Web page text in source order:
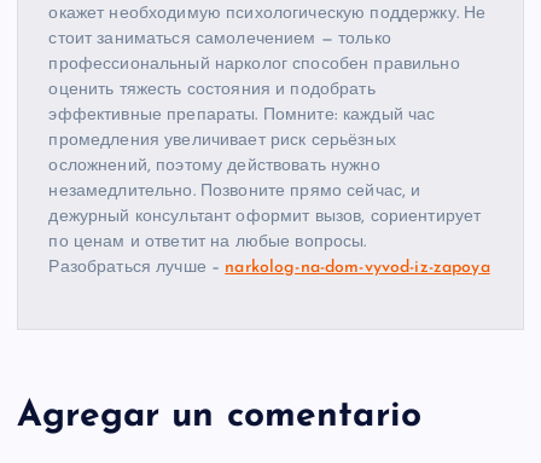
окажет необходимую психологическую поддержку. Не
стоит заниматься самолечением — только
профессиональный нарколог способен правильно
оценить тяжесть состояния и подобрать
эффективные препараты. Помните: каждый час
промедления увеличивает риск серьёзных
осложнений, поэтому действовать нужно
незамедлительно. Позвоните прямо сейчас, и
дежурный консультант оформит вызов, сориентирует
по ценам и ответит на любые вопросы.
Разобраться лучше – narkolog-na-dom-vyvod-iz-zapoya
Agregar un comentario